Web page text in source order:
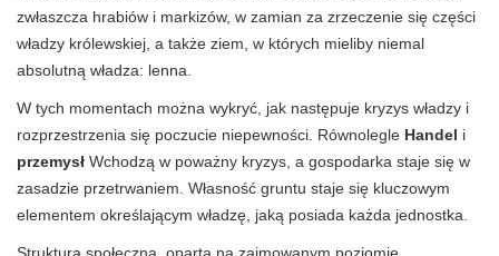
zwłaszcza hrabiów i markizów, w zamian za zrzeczenie się części
władzy królewskiej, a także ziem, w których mieliby niemal
absolutną władza: lenna.
W tych momentach można wykryć, jak następuje kryzys władzy i
rozprzestrzenia się poczucie niepewności. Równolegle Handel i
przemysł Wchodzą w poważny kryzys, a gospodarka staje się w
zasadzie przetrwaniem. Własność gruntu staje się kluczowym
elementem określającym władzę, jaką posiada każda jednostka.
Struktura społeczna, oparta na zajmowanym poziomie